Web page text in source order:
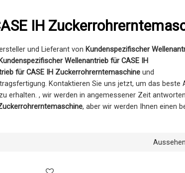
IH
und Lieferant von Kundenspezifischer
Wellenantrieb für CASE IH
für CASE IH Zuckerrohrerntemaschineund
Kontaktieren Sie uns jetzt, um das beste
erhalten. , wir werden in angemessener Zeit
, aber wir werden Ihnen einen
Aussehen